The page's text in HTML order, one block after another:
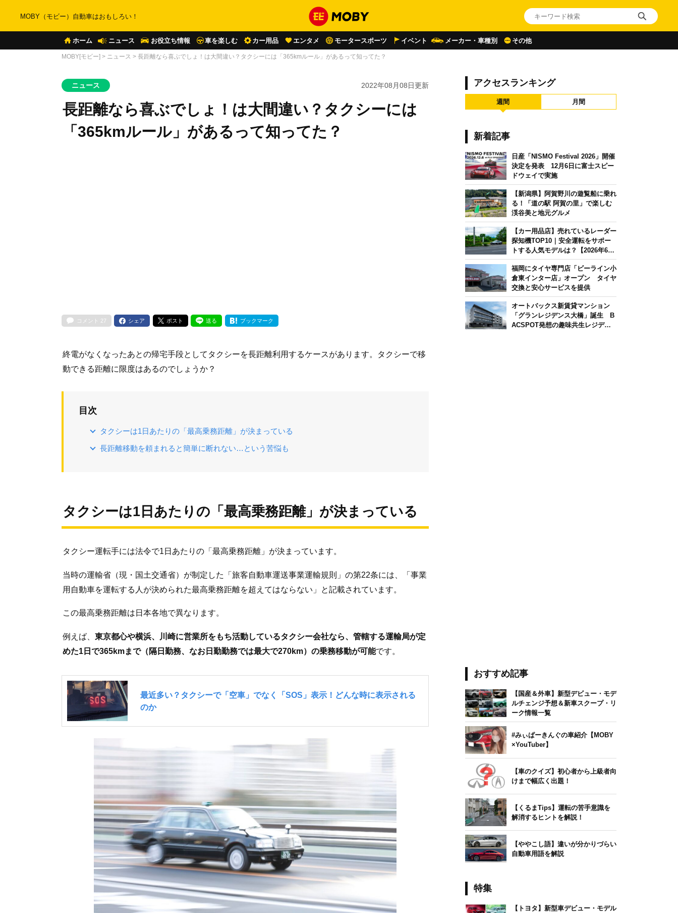
MOBY（モビー）自動車はおもしろい！
ホーム ニュース お役立ち情報 車を楽しむ カー用品 エンタメ モータースポーツ イベント メーカー・車種別 その他
MOBY[モビー] > ニュース > 長距離なら喜ぶでしょ！は大間違い？タクシーには「365kmルール」があるって知ってた？
ニュース 2022年08月08日更新
長距離なら喜ぶでしょ！は大間違い？タクシーには
「365kmルール」があるって知ってた？
コメント 27 シェア ポスト 送る ブックマーク
終電がなくなったあとの帰宅手段としてタクシーを長距離利用するケースがあります。タクシーで移
動できる距離に限度はあるのでしょうか？
目次
タクシーは1日あたりの「最高乗務距離」が決まっている
長距離移動を頼まれると簡単に断れない…という苦悩も
タクシーは1日あたりの「最高乗務距離」が決まっている
タクシー運転手には法令で1日あたりの「最高乗務距離」が決まっています。
当時の運輸省（現・国土交通省）が制定した「旅客自動車運送事業運輸規則」の第22条には、「事業
用自動車を運転する人が決められた最高乗務距離を超えてはならない」と記載されています。
この最高乗務距離は日本各地で異なります。
例えば、 東京都心や横浜、川崎に営業所をもち活動しているタクシー会社なら、管轄する運輸局が定
めた1日で365kmまで（隔日勤務、なお日勤勤務では最大で270km）の乗務移動が可能です。
アクセスランキング
週間 月間
新着記事
日産「NISMO Festival 2026」開催
決定を発表 12月6日に富士スピー
ドウェイで実施
【新潟県】阿賀野川の遊覧船に乗れ
る！「道の駅 阿賀の里」で楽しむ
渓谷美と地元グルメ
【カー用品店】売れているレーダー
探知機TOP10｜安全運転をサポー
トする人気モデルは？【2026年6月
版】
福岡にタイヤ専門店「ビーライン小
倉東インター店」オープン タイヤ
交換と安心サービスを提供
オートバックス新賃貸マンション
「グランレジデンス大橋」誕生 B
ACSPOT発想の趣味共生レジデン
おすすめ記事
【国産＆外車】新型デビュー・モデ
ルチェンジ予想＆新車スクープ・リ
ーク情報一覧
#みぃぱーきんぐの車紹介【MOBY
×YouTuber】
【車のクイズ】初心者から上級者向
けまで幅広く出題！
【くるまTips】運転の苦手意識を
解消するヒントを解説！
【ややこし語】違いが分かりづらい
自動車用語を解説
特集
【トヨタ】新型車デビュー・モデル